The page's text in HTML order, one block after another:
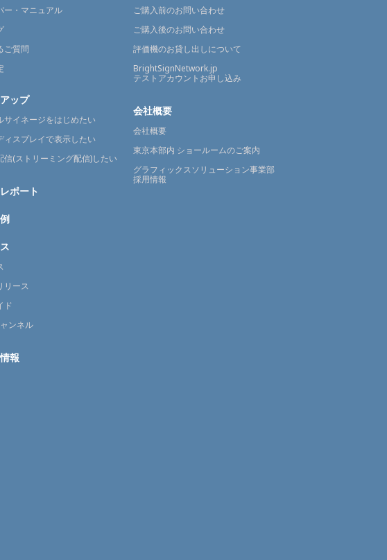
ー・マニュアル
ご質問
ップ
サイネージをはじめたい
ィスプレイで表示したい
信(ストリーミング配信)したい
ポート
リース
ド
ンネル
報
ご購入前のお問い合わせ
ご購入後のお問い合わせ
評価機のお貸し出しについて
BrightSignNetwork.jp
テストアカウントお申し込み
会社概要
会社概要
東京本部内 ショールームのご案内
グラフィックスソリューション事業部
採用情報